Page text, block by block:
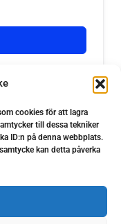
cookies för att lagra
till dessa tekniker
ID:n på denna webbplats.
kan detta påverka
dig